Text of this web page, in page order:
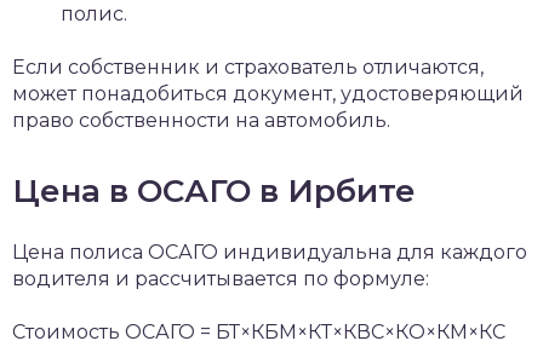
полис.
Если собственник и страхователь отличаются,
может понадобиться документ, удостоверяющий
право собственности на автомобиль.
Цена в ОСАГО в Ирбите
Цена полиса ОСАГО индивидуальна для каждого
водителя и рассчитывается по формуле:
Стоимость ОСАГО = БТ×КБМ×КТ×КВС×КО×КМ×КС